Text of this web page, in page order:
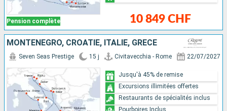
Pension complète 10 849 CHF
MONTÉNÉGRO, CROATIE, ITALIE, GRÈCE
Seven Seas Prestige 15 j Civitavecchia - Rome 22/07/2027
Jusqu'à 45% de remise
Excursions illimitées offertes
Restaurants de spécialités inclus
Pourboires Inclus